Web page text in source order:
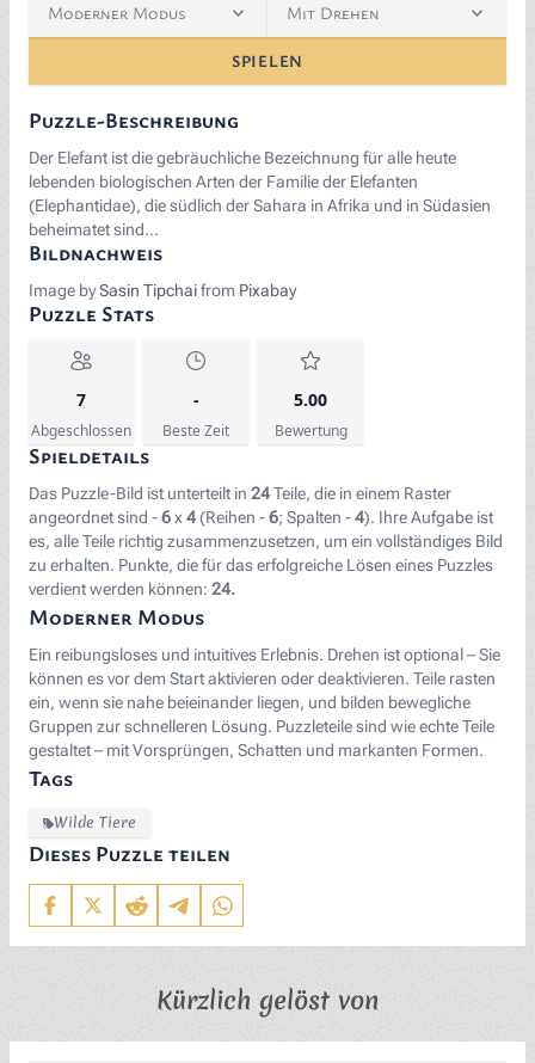
Moderner Modus Mit Drehen
SPIELEN
Puzzle-Beschreibung
Der Elefant ist die gebräuchliche Bezeichnung für alle heute
lebenden biologischen Arten der Familie der Elefanten
(Elephantidae), die südlich der Sahara in Afrika und in Südasien
beheimatet sind…
Bildnachweis
Image bySasin Tipchaifrom Pixabay
Puzzle Stats
7
Abgeschlossen
-
Beste Zeit
5.00
Bewertung
Spieldetails
Das Puzzle-Bild ist unterteilt in 24Teile, die in einem Raster
angeordnet sind -6x 4 (Reihen -6; Spalten -4). Ihre Aufgabe ist
es, alle Teile richtig zusammenzusetzen, um ein vollständiges Bild
zu erhalten. Punkte, die für das erfolgreiche Lösen eines Puzzles
verdient werden können: 24.
Moderner Modus
Ein reibungsloses und intuitives Erlebnis. Drehen ist optional – Sie
können es vor dem Start aktivieren oder deaktivieren. Teile rasten
ein, wenn sie nahe beieinander liegen, und bilden bewegliche
Gruppen zur schnelleren Lösung. Puzzleteile sind wie echte Teile
gestaltet – mit Vorsprüngen, Schatten und markanten Formen.
Tags
Wilde Tiere
Dieses Puzzle teilen
Kürzlich gelöst von